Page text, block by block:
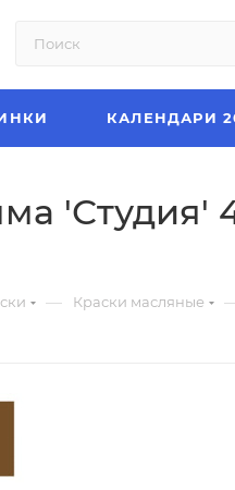
КАЛЕНДАРИ
'Студия'
— Краски масляные